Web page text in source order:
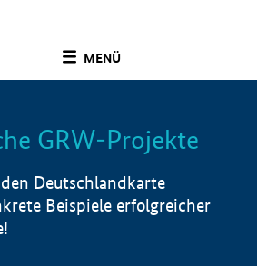
MENÜ
Info
GRW-Projekte
Deutschlandkarte
Beispiele erfolgreicher